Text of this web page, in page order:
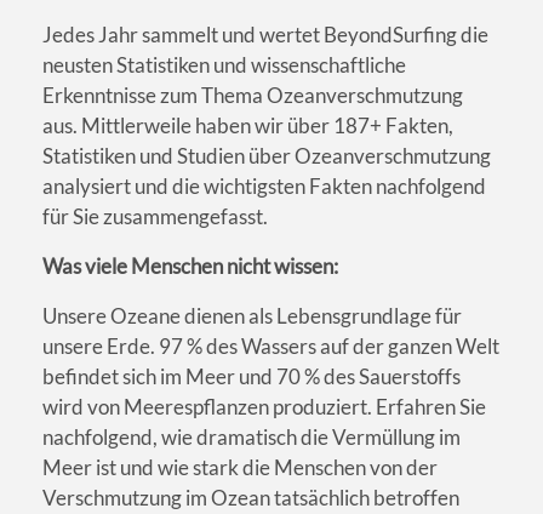
Jedes Jahr sammelt und wertet BeyondSurfing die
neusten Statistiken und wissenschaftliche
Erkenntnisse zum Thema Ozeanverschmutzung
aus. Mittlerweile haben wir über 187+ Fakten,
Statistiken und Studien über Ozeanverschmutzung
analysiert und die wichtigsten Fakten nachfolgend
für Sie zusammengefasst.
Was viele Menschen nicht wissen:
Unsere Ozeane dienen als Lebensgrundlage für
unsere Erde. 97 % des Wassers auf der ganzen Welt
befindet sich im Meer und 70 % des Sauerstoffs
wird von Meerespflanzen produziert. Erfahren Sie
nachfolgend, wie dramatisch die Vermüllung im
Meer ist und wie stark die Menschen von der
Verschmutzung im Ozean tatsächlich betroffen